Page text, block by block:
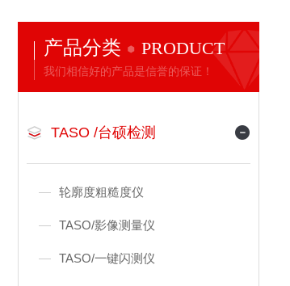
产品分类 PRODUCT
我们相信好的产品是信誉的保证！
TASO /台硕检测
轮廓度粗糙度仪
TASO/影像测量仪
TASO/一键闪测仪